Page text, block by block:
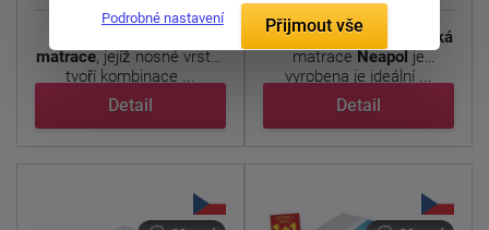
matrace, jejíž nosné vrstvy
tvoří kombinace ...
Detail
Antibakteriální
partnerská
matraceNeapolje
vyrobena je ideální ...
Detail
Podrobné nastavení Přijmout vše